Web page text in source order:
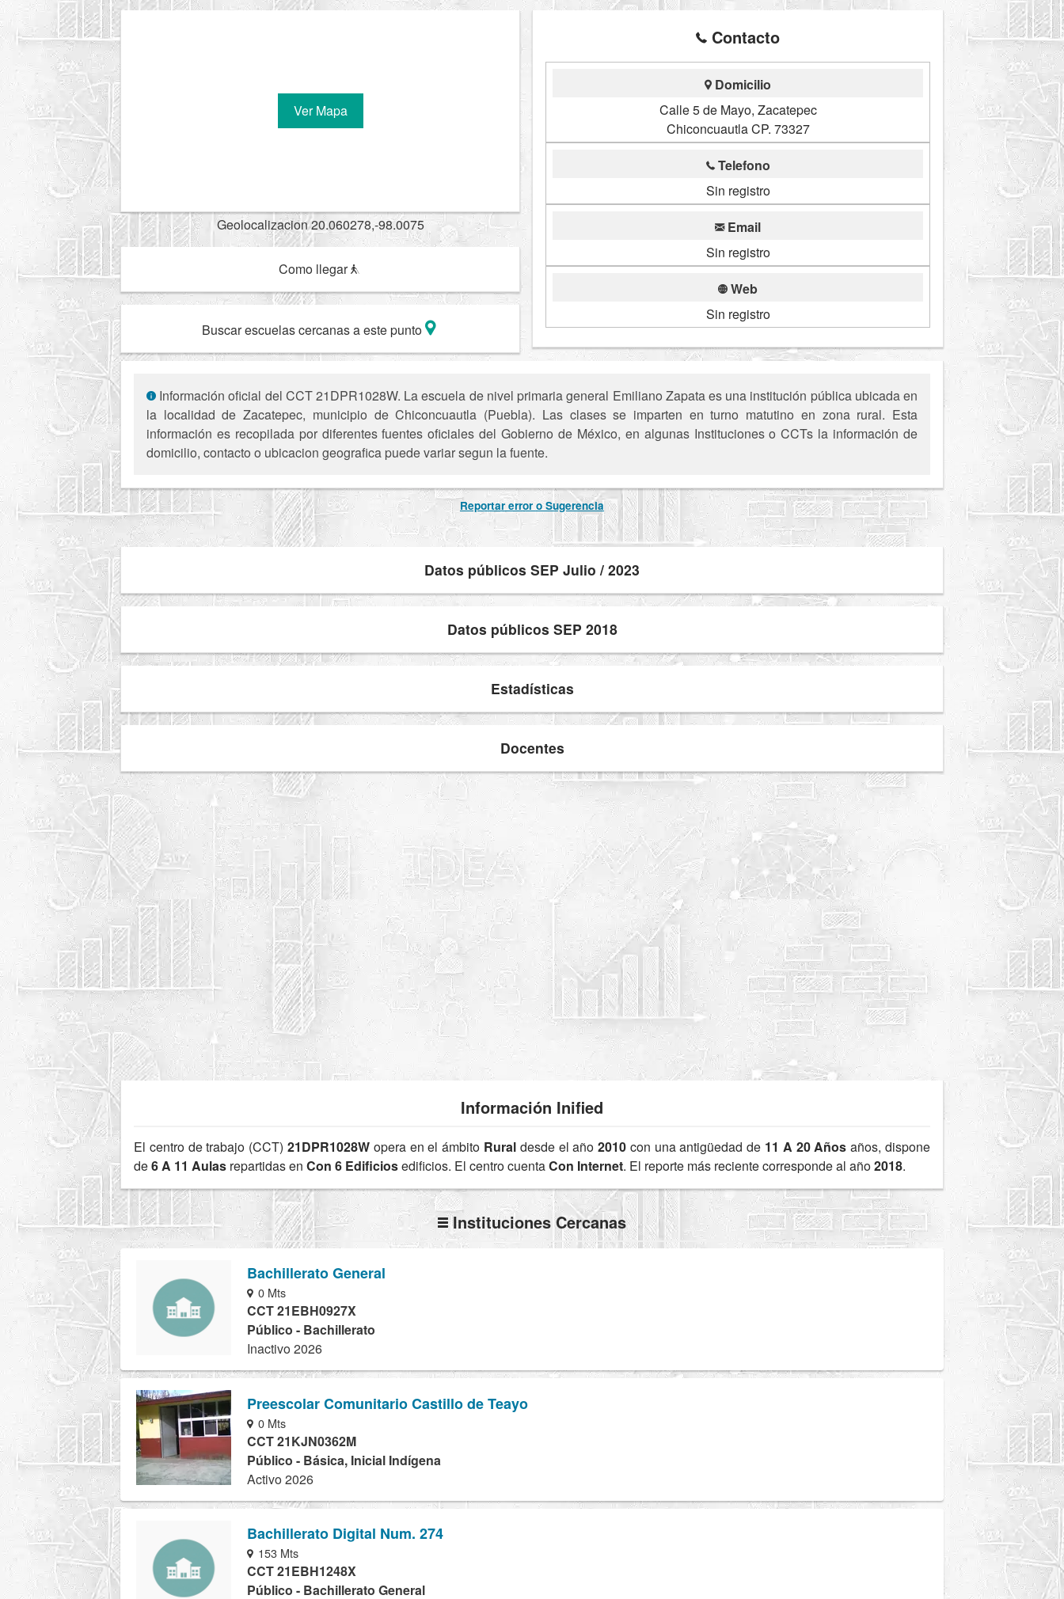
Ver Mapa
Geolocalizacion 20.060278,-98.0075
Como llegar
Buscar escuelas cercanas a este punto
Contacto
Domicilio
Calle 5 de Mayo, Zacatepec
Chiconcuautla CP. 73327
Telefono
Sin registro
Email
Sin registro
Web
Sin registro
Información oficial del CCT 21DPR1028W. La escuela de nivel primaria general Emiliano Zapata es una institución pública ubicada en
la localidad de Zacatepec, municipio de Chiconcuautla (Puebla). Las clases se imparten en turno matutino en zona rural. Esta
información es recopilada por diferentes fuentes oficiales del Gobierno de México, en algunas Instituciones o CCTs la información de
domicilio, contacto o ubicacion geografica puede variar segun la fuente.
Reportar error o Sugerencia
Datos públicos SEP Julio / 2023
Datos públicos SEP 2018
Estadísticas
Docentes
Información Inified
El centro de trabajo (CCT) 21DPR1028Wopera en el ámbito Ruraldesde el año2010 con una antigüedad de 11 A 20 Años años, dispone
de6 A 11 Aulas repartidas en Con 6 Edificiosedificios. El centro cuentaCon Internet. El reporte más reciente corresponde al año2018.
Instituciones Cercanas
Bachillerato General
0 Mts
CCT 21EBH0927X
Público - Bachillerato
Inactivo 2026
Preescolar Comunitario Castillo de Teayo
0 Mts
CCT 21KJN0362M
Público - Básica, Inicial Indígena
Activo 2026
Bachillerato Digital Num. 274
153 Mts
CCT 21EBH1248X
Público - Bachillerato General